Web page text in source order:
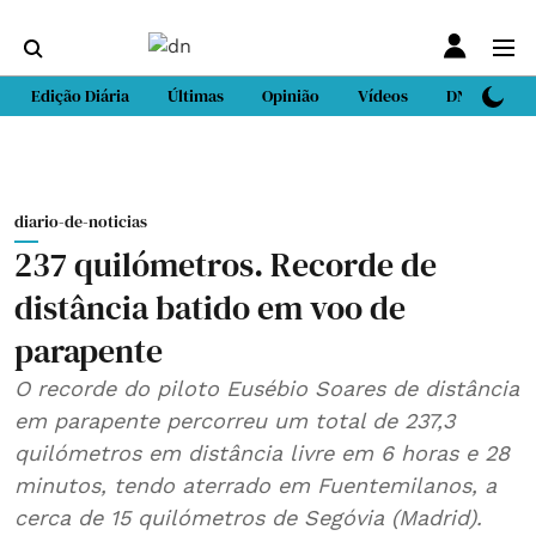
Edição Diária Últimas Opinião Vídeos DN Sport
diario-de-noticias
237 quilómetros. Recorde de
distância batido em voo de
parapente
O recorde do piloto Eusébio Soares de distância
em parapente percorreu um total de 237,3
quilómetros em distância livre em 6 horas e 28
minutos, tendo aterrado em Fuentemilanos, a
cerca de 15 quilómetros de Segóvia (Madrid).